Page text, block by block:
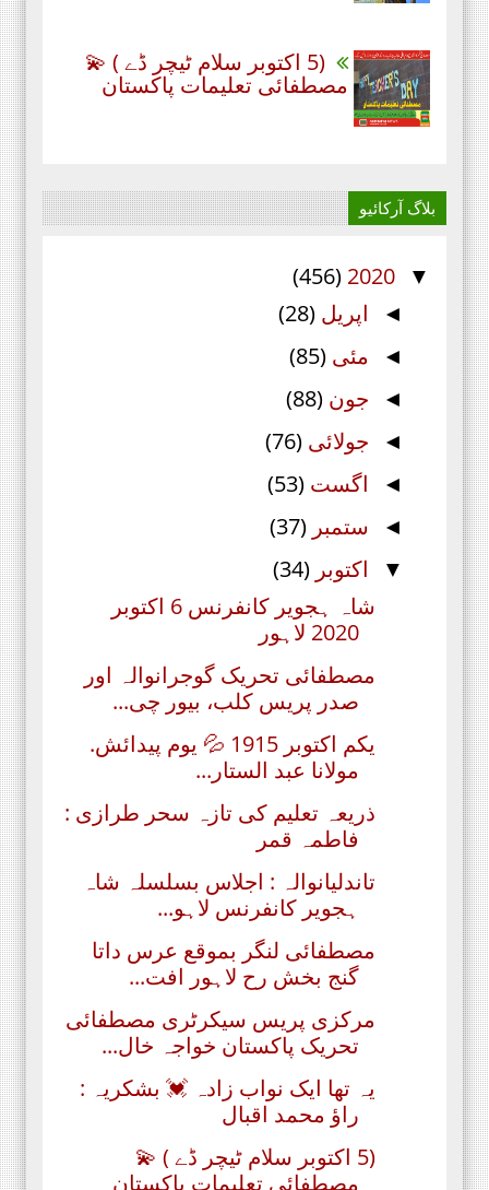
(5 اکتوبر سلام ٹیچر ڈے ) 💫
مصطفائی تعلیمات پاکستان
بلاگ آرکائیو
▼
2020
(456)
◄ اپریل (28)
◄ مئی (85)
◄ جون (88)
◄ جولائی (76)
◄ اگست (53)
◄ ستمبر (37)
▼ اکتوبر (34)
شاہ ہجویر کانفرنس 6 اکتوبر
2020 لاہور
مصطفائی تحریک گوجرانوالہ اور
صدر پریس کلب، بیور چی...
یکم اکتوبر 1915 💦 یوم پیدائش.
مولانا عبد الستار...
ذریعہ تعلیم کی تازہ سحر طرازی :
فاطمہ قمر
تاندلیانوالہ : اجلاس بسلسلہ شاہ
ہجویر کانفرنس لاہو...
مصطفائی لنگر بموقع عرس داتا
گنج بخش رح لاہور افت...
مرکزی پریس سیکرٹری مصطفائی
تحریک پاکستان خواجہ خال...
یہ تھا ایک نواب زادہ 💓 بشکریہ :
راؤ محمد اقبال
(5 اکتوبر سلام ٹیچر ڈے ) 💫
مصطفائی تعلیمات پاکستان